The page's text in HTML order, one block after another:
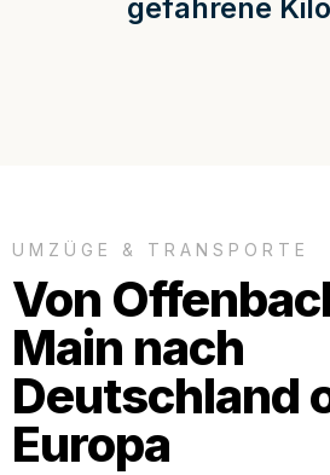
gefahrene
UMZÜGE & TRANSPORTE
Von
Main nach
Deutschland
Europa